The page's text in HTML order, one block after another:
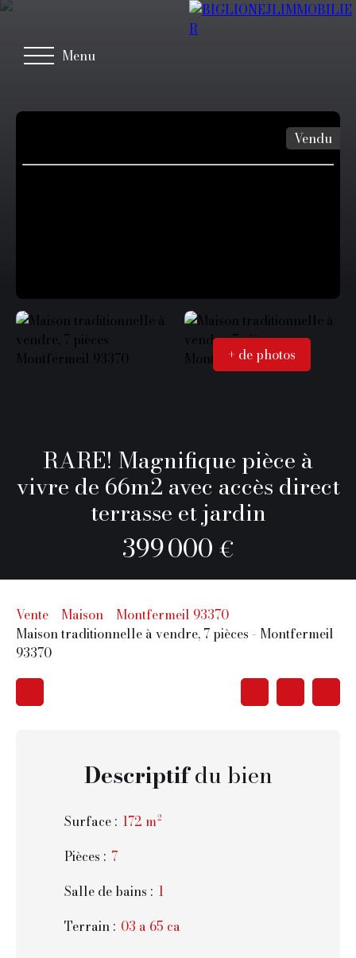
Menu
Vendu
+ de photos
RARE! Magnifique pièce à
vivre de 66m2 avec accès direct
terrasse et jardin
399 000 €
Vente Maison
Montfermeil 93370
Maison traditionnelle à vendre, 7 pièces - Montfermeil
93370
Descriptifdu bien
Surface : 172 m²
Pièces : 7
Salle de bains : 1
Terrain : 03 a 65 ca